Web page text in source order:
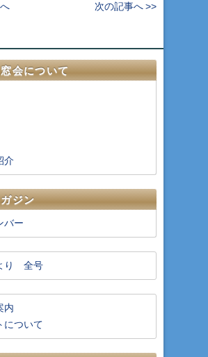
次の記事へ >>
会について
介
ジン
バー
り 全号
内
について